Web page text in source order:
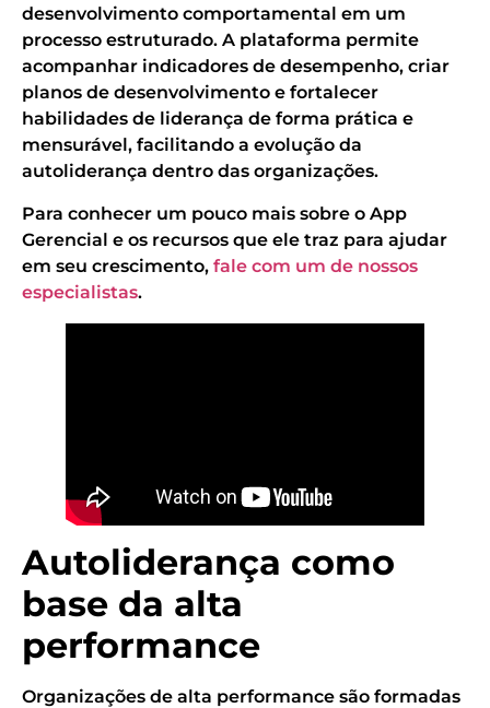
desenvolvimento comportamental em um
processo estruturado. A plataforma permite
acompanhar indicadores de desempenho, criar
planos de desenvolvimento e fortalecer
habilidades de liderança de forma prática e
mensurável, facilitando a evolução da
autoliderança dentro das organizações.
Para conhecer um pouco mais sobre o App
Gerencial e os recursos que ele traz para ajudar
em seu crescimento, fale com um de nossos
especialistas.
Autoliderança como
base da alta
performance
Organizações de alta performance são formadas